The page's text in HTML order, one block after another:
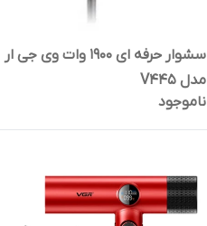
سشوار حرفه ای ۱۹۰۰ وات وی جی ار
مدل V445
ناموجود